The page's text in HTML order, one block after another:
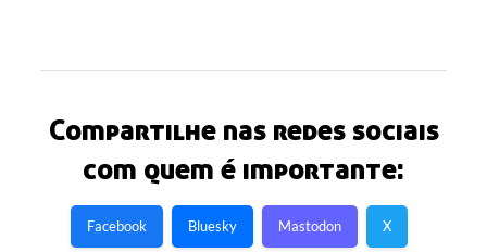
Compartilhe nas redes sociais
com quem é importante:
Facebook Bluesky Mastodon X